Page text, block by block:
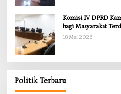
Komisi IV DPRD
bagi Masyarakat
18 Mei 2026
Politik Terbaru